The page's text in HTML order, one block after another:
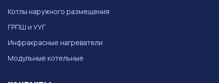
Котлы наружного размещения
ГРПШ и УУГ
Инфракрасные нагреватели
Модульные котельные